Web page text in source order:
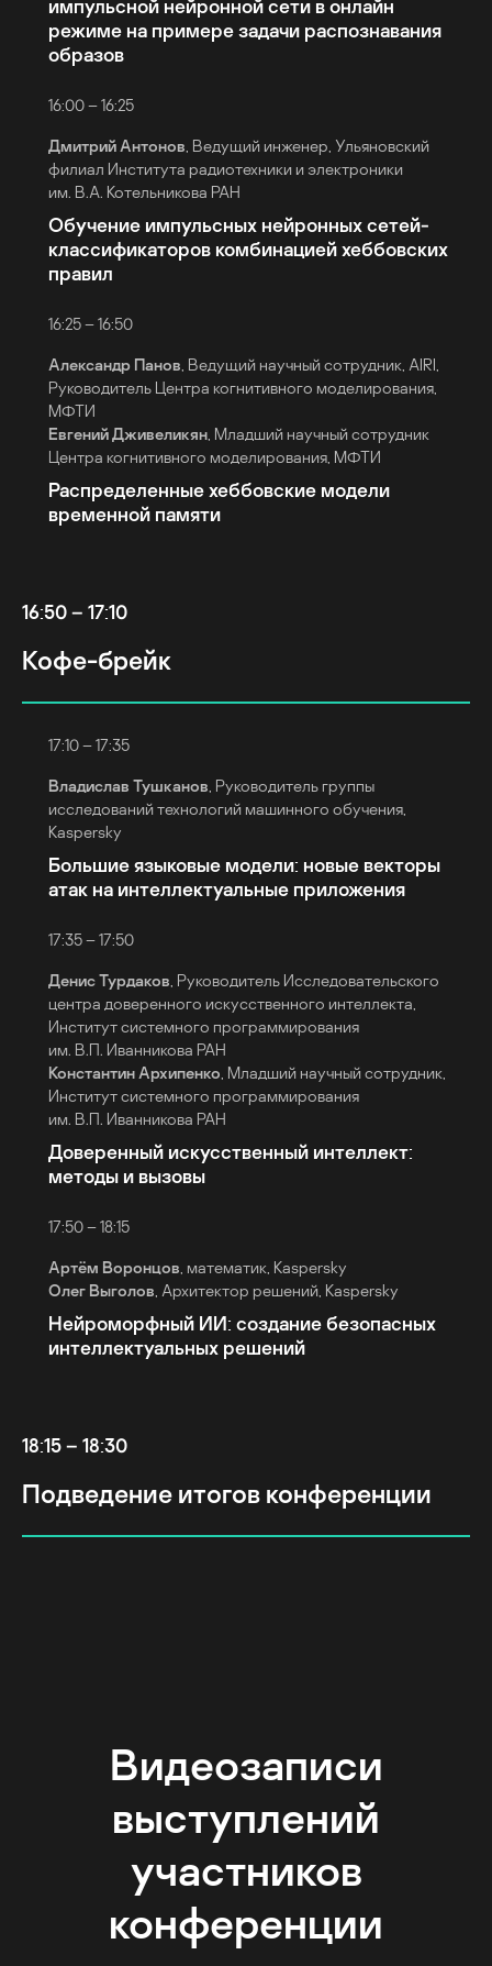
импульсной нейронной сети в онлайн
режиме на примере задачи распознавания
образов
16:00 – 16:25
Дмитрий Антонов , Ведущий инженер, Ульяновский
филиал Института радиотехники и электроники
им. В.А. Котельникова РАН
Обучение импульсных нейронных сетей-
классификаторов комбинацией хеббовских
правил
16:25 – 16:50
Александр Панов , Ведущий научный сотрудник, AIRI,
Руководитель Центра когнитивного моделирования,
МФТИ
Евгений Дживеликян , Младший научный сотрудник
Центра когнитивного моделирования, МФТИ
Распределенные хеббовские модели
временной памяти
16:50 – 17:10
Кофе-брейк
17:10 – 17:35
Владислав Тушканов , Руководитель группы
исследований технологий машинного обучения,
Kaspersky
Большие языковые модели: новые векторы
атак на интеллектуальные приложения
17:35 – 17:50
Денис Турдаков , Руководитель Исследовательского
центра доверенного искусственного интеллекта,
Институт системного программирования
им. В.П. Иванникова РАН
Константин Архипенко , Младший научный сотрудник,
Институт системного программирования
им. В.П. Иванникова РАН
Доверенный искусственный интеллект:
методы и вызовы
17:50 – 18:15
Артём Воронцов , математик, Kaspersky
Олег Выголов , Архитектор решений, Kaspersky
Нейроморфный ИИ: создание безопасных
интеллектуальных решений
18:15 – 18:30
Подведение итогов конференции
Видеозаписи
выступлений
участников
конференции